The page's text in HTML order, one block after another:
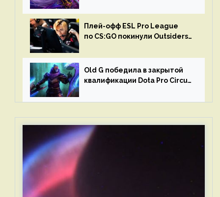
Плей-офф ESL Pro League
по CS:GO покинули Outsiders
Old G победила в закрытой
квалификации Dota Pro Circuit